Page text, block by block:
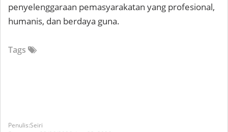
penyelenggaraan pemasyarakatan yang profesional,
humanis, dan berdaya guna.
Tags
Seiri